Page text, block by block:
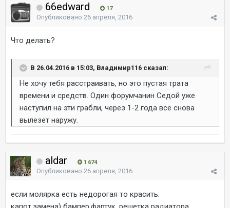
66edward 17
Опубликовано 26 апреля, 2016
Что делать?
В 26.04.2016 в 15:03, Владимир116 сказал:
Не хочу тебя расстраивать, но это пустая трата
времени и средств. Один форумчанин Седой уже
наступил на эти грабли, через 1-2 года всё снова
вылезет наружу.
aldar 1 674
Опубликовано 26 апреля, 2016
если молярка есть недорогая то красить.